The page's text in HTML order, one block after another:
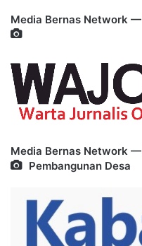
Media Bernas Network
Media Bernas Network
Pembangunan Desa